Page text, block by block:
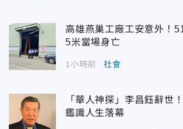
高雄燕巢工廠工安意外！
5米當場身亡
1小時前 社會
「華人神探」李昌鈺辭
鑑識人生落幕